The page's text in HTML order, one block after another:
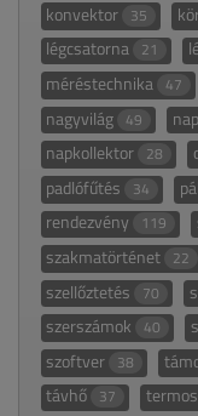
konvektor 35
légcsatorna 21
méréstechnika 47
nagyvilág 49
napkollektor 28
padlófűtés 34
rendezvény 119
szakmatörténet 22
szellőztetés 70
szerszámok 40
szoftver 38
távhő 37